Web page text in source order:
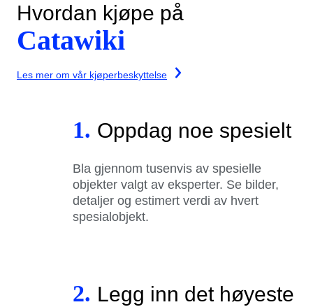
Hvordan kjøpe på
Catawiki
Les mer om vår kjøperbeskyttelse
1. Oppdag noe spesielt
Bla gjennom tusenvis av spesielle
objekter valgt av eksperter. Se bilder,
detaljer og estimert verdi av hvert
spesialobjekt.
2. Legg inn det høyeste